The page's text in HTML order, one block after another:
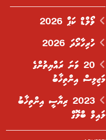
ވޯލްޑް ކަޕް 2026
ހުރިހާރޯދަ 2026
20 ވަނަ ރައްޔިތުންގެ
މަޖިލިސް އިންތިޚާބު
2023 ރިޔާސީ އިންތިޚާބު
ލައިވް ބްލޮގް